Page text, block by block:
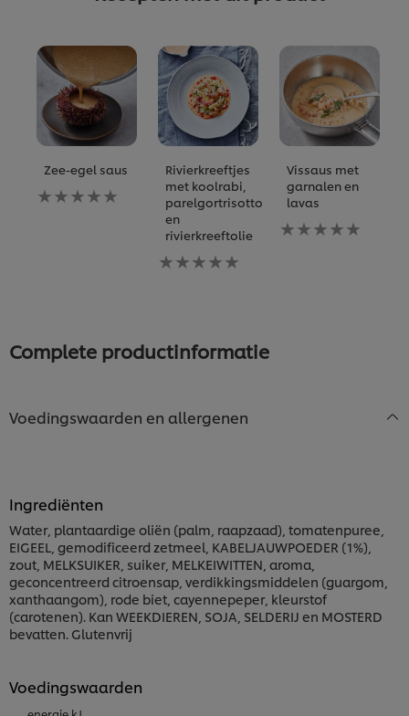
Zee-egel saus
Geen
beoordelingen
Rivierkreeftjes
met koolrabi,
parelgortrisotto
en
rivierkreeftolie
Geen
beoordelingen
Vissaus met
garnalen en
lavas
Geen
beoordelingen
Complete productinformatie
Voedingswaarden en allergenen
Ingrediënten
Water, plantaardige oliën (palm, raapzaad), tomatenpuree,
EIGEEL, gemodificeerd zetmeel, KABELJAUWPOEDER (1%),
zout, MELKSUIKER, suiker, MELKEIWITTEN, aroma,
geconcentreerd citroensap, verdikkingsmiddelen (guargom,
xanthaangom), rode biet, cayennepeper, kleurstof
(carotenen). Kan WEEKDIEREN, SOJA, SELDERIJ en MOSTERD
bevatten. Glutenvrij
Voedingswaarden